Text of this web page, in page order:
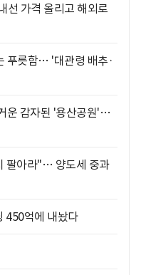
선 가격 올리고 해외로
푸릇함… '대관령 배추·
운 감자된 '용산공원'…
팔아라"… 양도세 중과
450억에 내놨다